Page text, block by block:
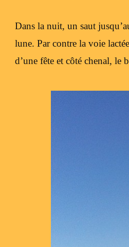
Dans la nuit, un saut
lune. Par contre la voie
d’une fête et côté chenal,